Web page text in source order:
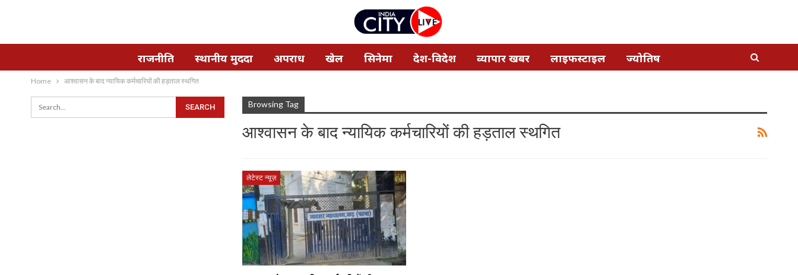
राजनीति स्थानीय मुददा अपराध खेल सिनेमा देश-विदेश व्यापार खबर लाइफस्टाइल ज्योतिष
Home आश्वासन के बाद न्यायिक कर्मचारियों की हड़ताल स्थगित
Browsing Tag
आश्वासन के बाद न्यायिक कर्मचारियों की हड़ताल स्थगित
लेटेस्ट न्यूज़